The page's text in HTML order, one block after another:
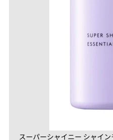
スーパーシャイニー シャイ